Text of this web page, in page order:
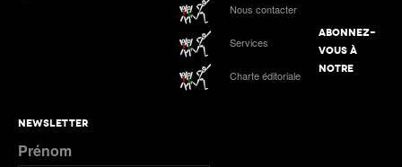
Nous contacter
Services
Charte éditoriale
ABONNEZ-
VOUS À
NOTRE
NEWSLETTER
Prénom